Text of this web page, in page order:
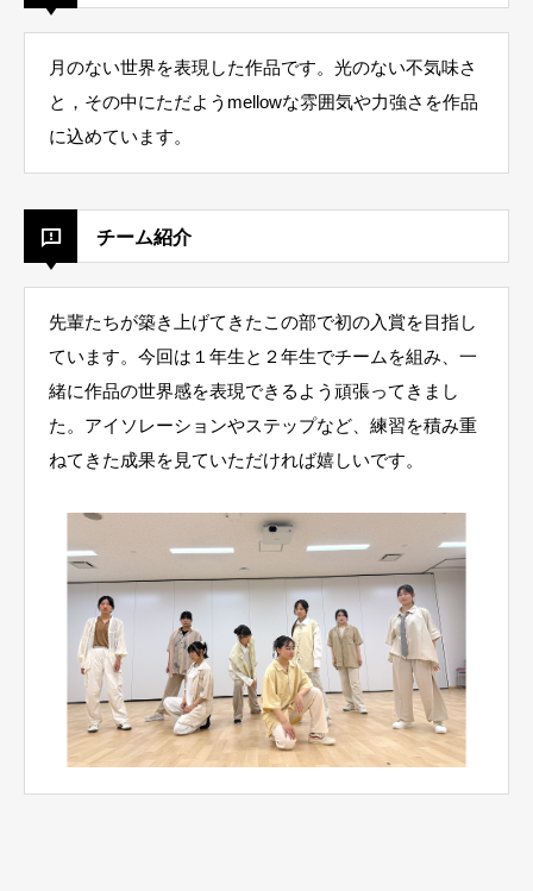
月のない世界を表現した作品です。光のない不気味さ
と，その中にただようmellowな雰囲気や力強さを作品
に込めています。
チーム紹介
先輩たちが築き上げてきたこの部で初の入賞を目指し
ています。今回は１年生と２年生でチームを組み、一
緒に作品の世界感を表現できるよう頑張ってきまし
た。アイソレーションやステップなど、練習を積み重
ねてきた成果を見ていただければ嬉しいです。